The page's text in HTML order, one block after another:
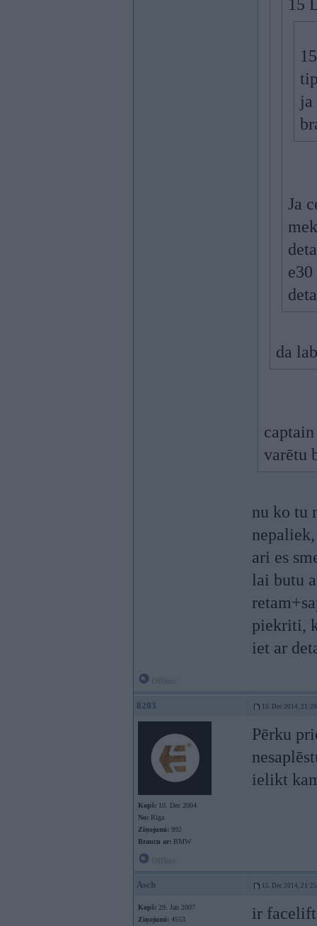
15
ja
Ja
da
varētu
nu ko tu
ari es
lai butu
piekriti,
iet ar
8203 15. Dec 2014, 21:20
Kopš: 10. Dec 2004
No: Rīga
Ziņojumi: 992
Braucu ar: BMW
Pērku
ielikt
Asch 15. Dec 2014, 21:25
Kopš: 29. Jan 2007
Ziņojumi: 4553
ir facelift